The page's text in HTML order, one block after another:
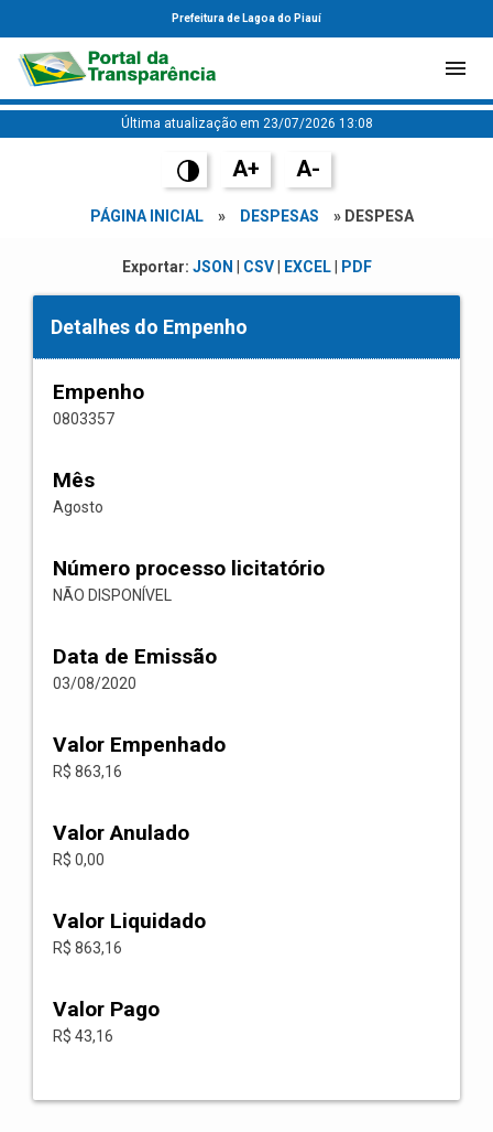
Prefeitura de Lagoa do Piauí
Última atualização em 23/07/2026 13:08
A+ A-
PÁGINA INICIAL » DESPESAS » DESPESA
Exportar: JSON CSV| EXCEL| PDF
Detalhes do Empenho
Empenho
0803357
Mês
Agosto
Número processo licitatório
NÃO DISPONÍVEL
Data de Emissão
03/08/2020
Valor Empenhado
R$ 863,16
Valor Anulado
R$ 0,00
Valor Liquidado
R$ 863,16
Valor Pago
R$ 43,16